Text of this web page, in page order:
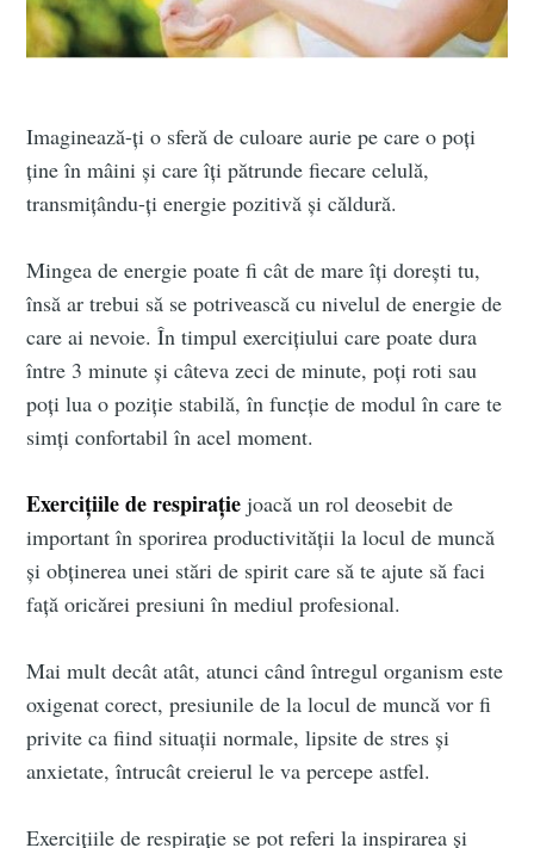
Imaginează-ți o sferă de culoare aurie pe care o poți
ține în mâini și care îți pătrunde fiecare celulă,
transmițându-ți energie pozitivă și căldură.
Mingea de energie poate fi cât de mare îți dorești tu,
însă ar trebui să se potrivească cu nivelul de energie de
care ai nevoie. În timpul exercițiului care poate dura
între 3 minute și câteva zeci de minute, poți roti sau
poți lua o poziție stabilă, în funcție de modul în care te
simți confortabil în acel moment.
Exercițiile de respirație joacă un rol deosebit de
important în sporirea productivității la locul de muncă
și obținerea unei stări de spirit care să te ajute să faci
față oricărei presiuni în mediul profesional.
Mai mult decât atât, atunci când întregul organism este
oxigenat corect, presiunile de la locul de muncă vor fi
privite ca fiind situații normale, lipsite de stres și
anxietate, întrucât creierul le va percepe astfel.
Exercițiile de respirație se pot referi la inspirarea și